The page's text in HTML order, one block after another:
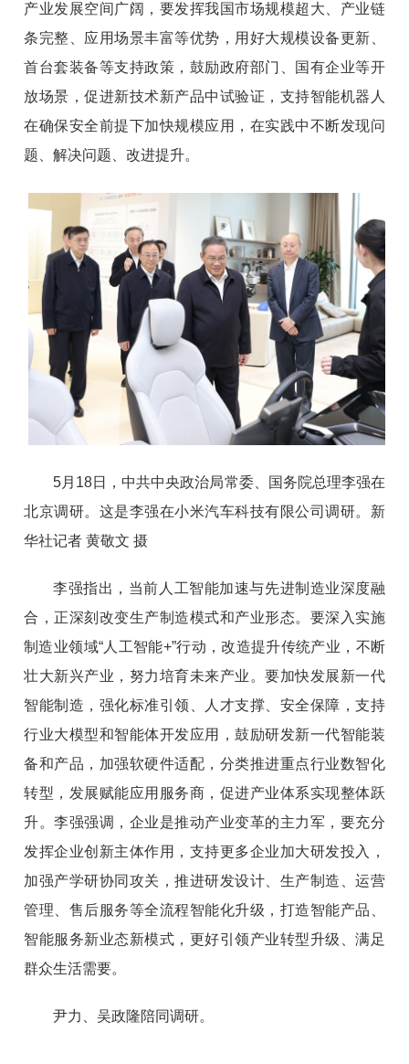
产业发展空间广阔，要发挥我国市场规模超大、产业链
条完整、应用场景丰富等优势，用好大规模设备更新、
首台套装备等支持政策，鼓励政府部门、国有企业等开
放场景，促进新技术新产品中试验证，支持智能机器人
在确保安全前提下加快规模应用，在实践中不断发现问
题、解决问题、改进提升。
5月18日，中共中央政治局常委、国务院总理李强在
北京调研。这是李强在小米汽车科技有限公司调研。新
华社记者 黄敬文 摄
李强指出，当前人工智能加速与先进制造业深度融
合，正深刻改变生产制造模式和产业形态。要深入实施
制造业领域“人工智能+”行动，改造提升传统产业，不断
壮大新兴产业，努力培育未来产业。要加快发展新一代
智能制造，强化标准引领、人才支撑、安全保障，支持
行业大模型和智能体开发应用，鼓励研发新一代智能装
备和产品，加强软硬件适配，分类推进重点行业数智化
转型，发展赋能应用服务商，促进产业体系实现整体跃
升。李强强调，企业是推动产业变革的主力军，要充分
发挥企业创新主体作用，支持更多企业加大研发投入，
加强产学研协同攻关，推进研发设计、生产制造、运营
管理、售后服务等全流程智能化升级，打造智能产品、
智能服务新业态新模式，更好引领产业转型升级、满足
群众生活需要。
尹力、吴政隆陪同调研。